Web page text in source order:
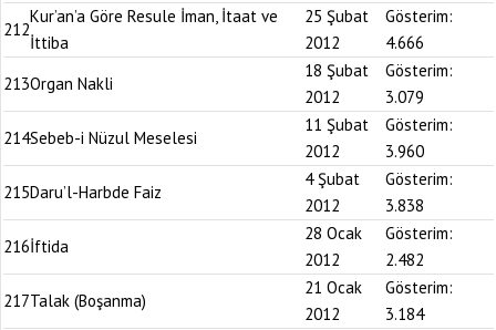
212
Kur’an’a Göre Resule İman, İtaat ve
İttiba
25 Şubat
2012
Gösterim:
4.666
213Organ Nakli
18 Şubat
2012
Gösterim:
3.079
214Sebeb-i Nüzul Meselesi
11 Şubat
2012
Gösterim:
3.960
215Daru’l-Harbde Faiz
4 Şubat
2012
Gösterim:
3.838
216İftida
28 Ocak
2012
Gösterim:
2.482
217Talak (Boşanma)
21 Ocak
2012
Gösterim:
3.184